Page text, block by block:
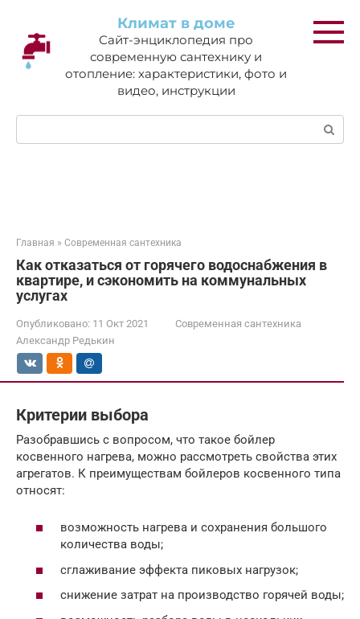
контенту
Климат в доме
Сайт-энциклопедия про
современную сантехнику и
отопление: характеристики, фото и
видео, инструкции
Поиск:
Главная » Современная сантехника
Как отказаться от горячего водоснабжения в
квартире, и сэкономить на коммунальных
услугах
Опубликовано: 11 Окт 2021
Современная сантехника
Александр Редькин
Критерии выбора
Разобравшись с вопросом, что такое бойлер
косвенного нагрева, можно рассмотреть свойства этих
агрегатов. К преимуществам бойлеров косвенного типа
относят:
возможность нагрева и сохранения большого
количества воды;
сглаживание эффекта пиковых нагрузок;
снижение затрат на производство горячей воды;